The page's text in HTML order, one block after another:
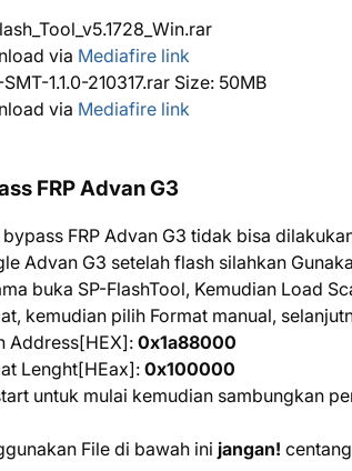
via Mediafire link
1.1.0-210317.rar Size: 50MB
via Mediafire link
FRP Advan G3
bypass FRP Advan G3 tidak bisa
Advan G3 setelah flash silahkan
buka SP-FlashTool, Kemudian Load
kemudian pilih Format manual,
Address[HEX]: 0x1a88000
Lenght[HEax]: 0x100000
untuk mulai kemudian sambungkan
File di bawah ini jangan!